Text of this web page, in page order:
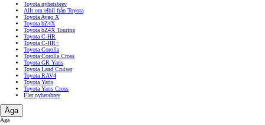
Toyota nyhetsbrev
Allt om elbil från Toyota
Toyota Aygo X
Toyota bZ4X
Toyota bZ4X Touring
Toyota C-HR
Toyota C-HR+
Toyota Corolla
Toyota Corolla Cross
Toyota GR Yaris
Toyota Land Cruiser
Toyota RAV4
Toyota Yaris
Toyota Yaris Cross
Fler nyhetsbrev
Äga
Äga